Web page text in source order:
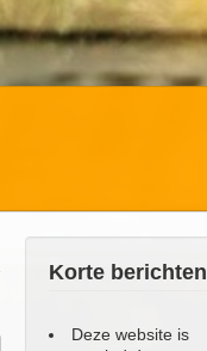
Korte berichten
Deze website is